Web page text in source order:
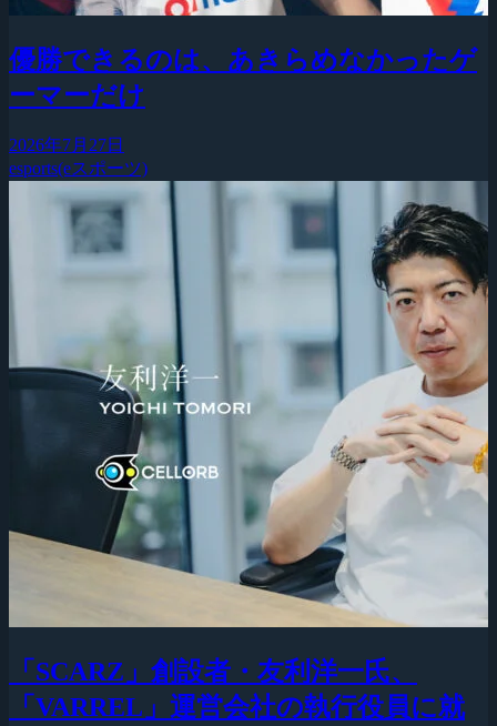
優勝できるのは、あきらめなかったゲ
ーマーだけ
2026年7月27日
esports(eスポーツ)
「SCARZ」創設者・友利洋一氏、
「VARREL」運営会社の執行役員に就